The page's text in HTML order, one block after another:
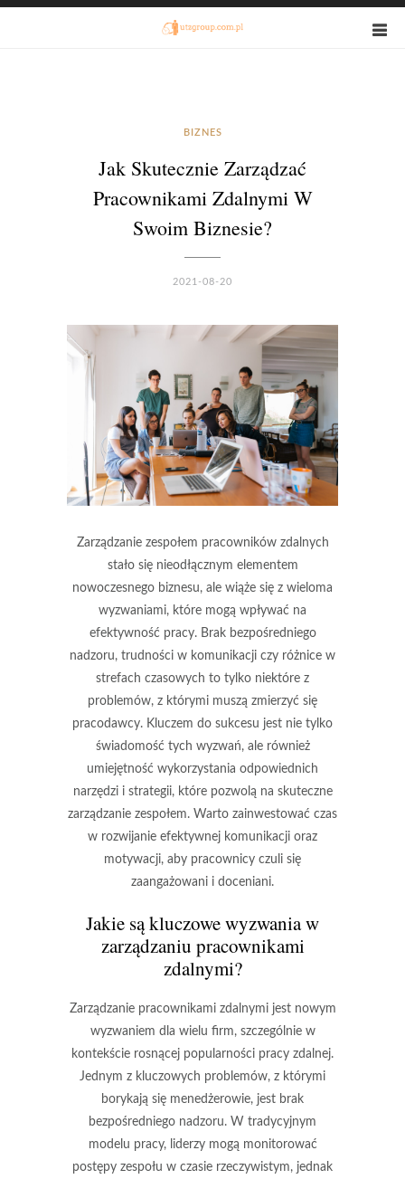
BIZNES
Jak Skutecznie Zarządzać
Pracownikami Zdalnymi W
Swoim Biznesie?
2021-08-20
Zarządzanie zespołem pracowników zdalnych
stało się nieodłącznym elementem
nowoczesnego biznesu, ale wiąże się z wieloma
wyzwaniami, które mogą wpływać na
efektywność pracy. Brak bezpośredniego
nadzoru, trudności w komunikacji czy różnice w
strefach czasowych to tylko niektóre z
problemów, z którymi muszą zmierzyć się
pracodawcy. Kluczem do sukcesu jest nie tylko
świadomość tych wyzwań, ale również
umiejętność wykorzystania odpowiednich
narzędzi i strategii, które pozwolą na skuteczne
zarządzanie zespołem. Warto zainwestować czas
w rozwijanie efektywnej komunikacji oraz
motywacji, aby pracownicy czuli się
zaangażowani i doceniani.
Jakie są kluczowe wyzwania w
zarządzaniu pracownikami
zdalnymi?
Zarządzanie pracownikami zdalnymi jest nowym
wyzwaniem dla wielu firm, szczególnie w
kontekście rosnącej popularności pracy zdalnej.
Jednym z kluczowych problemów, z którymi
borykają się menedżerowie, jest brak
bezpośredniego nadzoru. W tradycyjnym
modelu pracy, liderzy mogą monitorować
postępy zespołu w czasie rzeczywistym, jednak